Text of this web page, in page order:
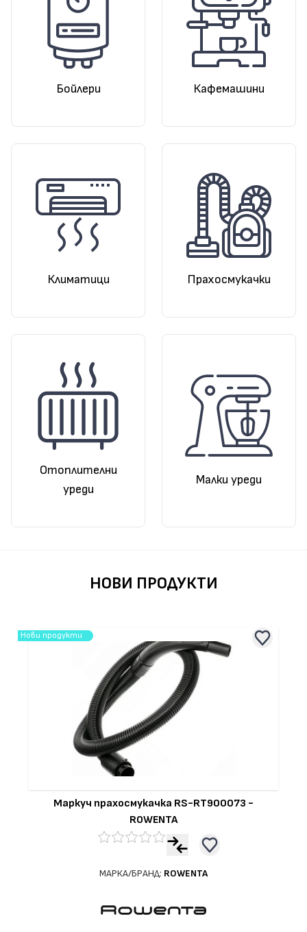
Бойлери Кафемашини
Климатици Прахосмукачки
Отоплителни
уреди
Малки уреди
НОВИ ПРОДУКТИ
Маркуч прахосмукачка RS-RT900073 -
ROWENTA
МАРКА/БРАНД: ROWENTA
Нови продукти